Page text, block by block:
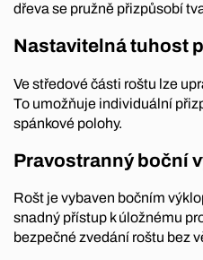
dřeva se pružně přizpůsobí
Nastavitelná tuhost
Ve středové části roštu lze
To umožňuje individuální
spánkové polohy.
Pravostranný boční
Rošt je vybaven bočním
snadný přístup k úložnému
bezpečné zvedání roštu bez